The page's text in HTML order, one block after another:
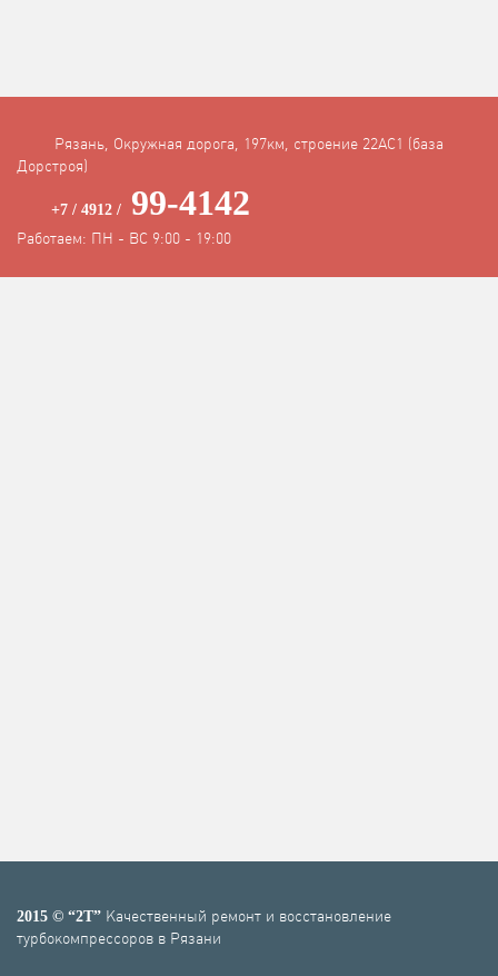
Рязань, Окружная дорога, 197км, строение 22АC1 (база
Дорстроя)
+7 / 4912 / 99-4142
Работаем: ПН - ВС 9:00 - 19:00
2015 © “2T” Качественный ремонт и восстановление
турбокомпрессоров в Рязани